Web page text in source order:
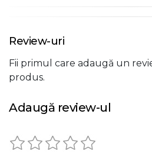
Review-uri
Fii primul care adaugă un
produs.
Adaugă review-ul